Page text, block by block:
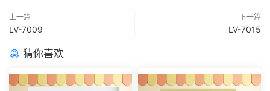
上一篇
LV-7009
下一篇
LV-7015
猜你喜欢